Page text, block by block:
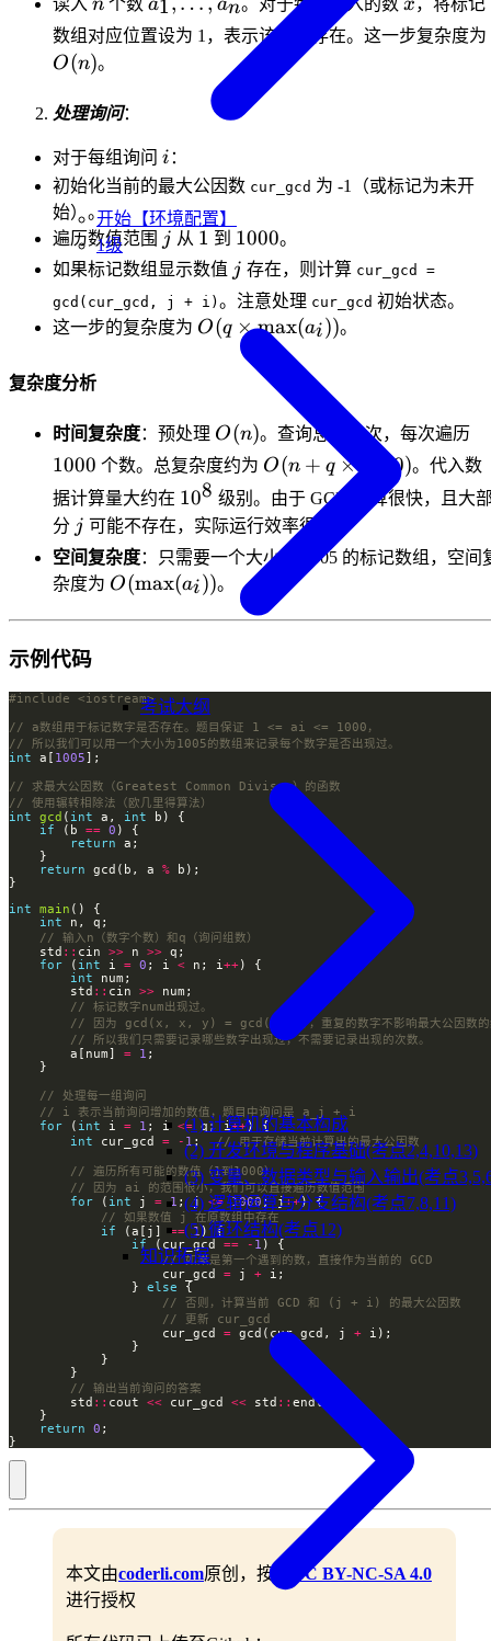
开始【环境配置】
1级
考试大纲
(1) 计算机的基本构成
(2) 开发环境与程序基础(考点2,4,10,13)
(3) 变量、数据类型与输入输出(考点
(4) 逻辑运算与分支结构(考点7,8,11)
(5) 循环结构(考点12)
知识拓展
读入 n 个数
\dots,
a_n
a1 an。对于每个读入的数 x，将标记
数组对应位置设为 1，表示该数值存在。这一步复杂度为
O(n)。
处理询问：
对于每组询问 i
i ：
初始化当前的最大公因数 cur_gcd 为 -1（或标记为未开
始）。
遍历数值范围 jj 从 1
1 到 1000
1000。
如果标记数组显示数值 jj 存在，则计算 cur_gcd =
gcd(cur_gcd, j + i) 。注意处理 cur_gcd 初始状态。
这一步的复杂度为 O(q \times
\max(a_i))
O(q ×max(ai))。
复杂度分析
时间复杂度：预处理 O(n)
O(n)。查询总共 q次，每次遍历
1000 个数。总复杂度约为 O(n +
q
\times
1000)
O(n + q × 1000)。代入数
据计算量大约在 10^8
108 级别。由于 GCD 运算很快，且大
分 jj 可能不存在，实际运行效率很高。
空间复杂度：只需要一个大小为 1005 的标记数组，空间
杂度为 O(\max(a_i))
O(max(ai))。
示例代码
#include <iostream>
int a[ 1005
int
gcd ( int a, int
if (b == 0
return
return gcd(b, a %
int
main
int
    std
:: cin >> n >>
for ( int i = 0 ; i < n; i ++
int
        std
:: cin >>
        a[num]
= 1
for ( int i = 1 ; i <= q; i++
int cur_gcd = - 1 ;
for ( int j = 1 ; j <= 1000; j++
if (a[j] == 1
if (cur_gcd == - 1
                    cur_gcd
= j +
                }
else
                    cur_gcd
= gcd(cur_gcd, j +
        std
:: cout << cur_gcd << std ::
return
0
}
本文由coderli.com原创，按照
CC BY-NC-SA 4.0
进行授权